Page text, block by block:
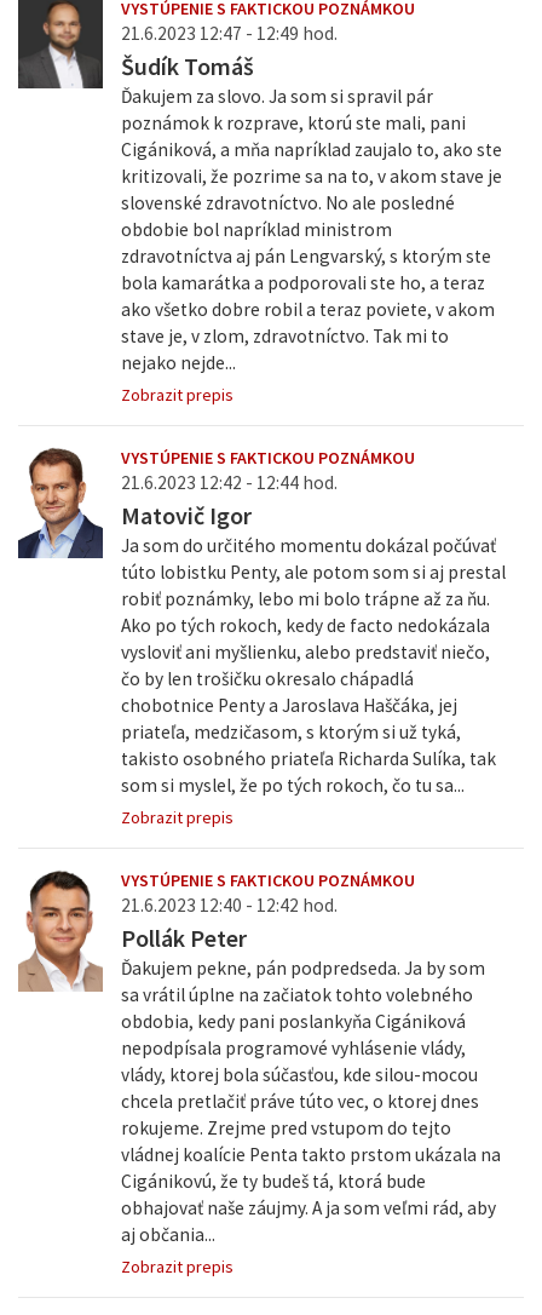
VYSTÚPENIE S FAKTICKOU POZNÁMKOU
21.6.2023 12:47 - 12:49 hod.
Šudík Tomáš
Ďakujem za slovo. Ja som si spravil pár
poznámok k rozprave, ktorú ste mali, pani
Cigániková, a mňa napríklad zaujalo to, ako ste
kritizovali, že pozrime sa na to, v akom stave je
slovenské zdravotníctvo. No ale posledné
obdobie bol napríklad ministrom
zdravotníctva aj pán Lengvarský, s ktorým ste
bola kamarátka a podporovali ste ho, a teraz
ako všetko dobre robil a teraz poviete, v akom
stave je, v zlom, zdravotníctvo. Tak mi to
nejako nejde...
Zobrazit prepis
VYSTÚPENIE S FAKTICKOU POZNÁMKOU
21.6.2023 12:42 - 12:44 hod.
Matovič Igor
Ja som do určitého momentu dokázal počúvať
túto lobistku Penty, ale potom som si aj prestal
robiť poznámky, lebo mi bolo trápne až za ňu.
Ako po tých rokoch, kedy de facto nedokázala
vysloviť ani myšlienku, alebo predstaviť niečo,
čo by len trošičku okresalo chápadlá
chobotnice Penty a Jaroslava Haščáka, jej
priateľa, medzičasom, s ktorým si už tyká,
takisto osobného priateľa Richarda Sulíka, tak
som si myslel, že po tých rokoch, čo tu sa...
Zobrazit prepis
VYSTÚPENIE S FAKTICKOU POZNÁMKOU
21.6.2023 12:40 - 12:42 hod.
Pollák Peter
Ďakujem pekne, pán podpredseda. Ja by som
sa vrátil úplne na začiatok tohto volebného
obdobia, kedy pani poslankyňa Cigániková
nepodpísala programové vyhlásenie vlády,
vlády, ktorej bola súčasťou, kde silou-mocou
chcela pretlačiť práve túto vec, o ktorej dnes
rokujeme. Zrejme pred vstupom do tejto
vládnej koalície Penta takto prstom ukázala na
Cigánikovú, že ty budeš tá, ktorá bude
obhajovať naše záujmy. A ja som veľmi rád, aby
aj občania...
Zobrazit prepis